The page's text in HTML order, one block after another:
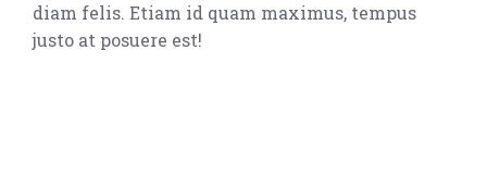
diam felis. Etiam id quam maximus, tempus
justo at posuere est!